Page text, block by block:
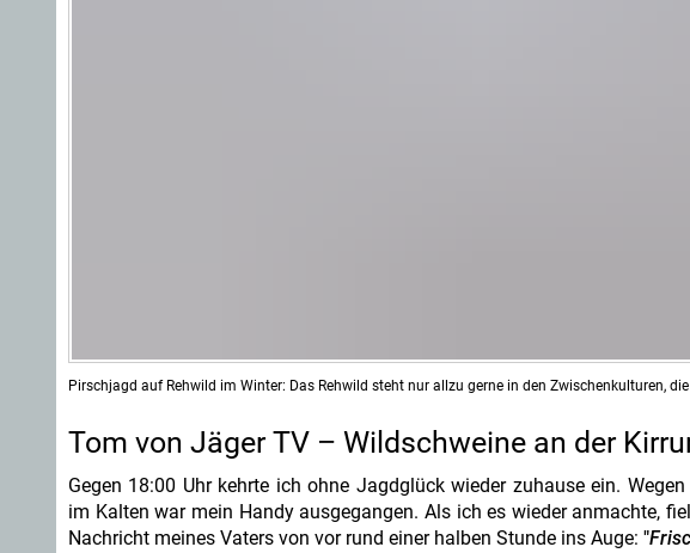
Pirschjagd auf Rehwild im Winter: Das Rehwild steht nur allzu gerne in den Zwischenkulturen,
Tom von Jäger TV – Wildschweine an der
Gegen 18:00 Uhr kehrte ich ohne Jagdglück wieder zuhause ein.
im Kalten war mein Handy ausgegangen. Als ich es wieder anmachte,
Nachricht meines Vaters von vor rund einer halben Stunde ins Auge: "